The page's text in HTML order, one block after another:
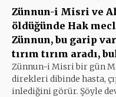
Zünnun-i Misri ve
öldüğünde Hak
Zünnun, bu garip
tırım tırım aradı,
Zünnun-i Misri bir gün
direkleri dibinde hasta,
inlediğini görür. Şöyle